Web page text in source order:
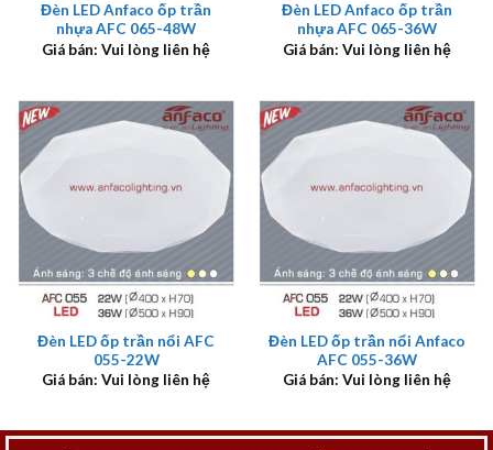
Đèn LED Anfaco ốp trần
nhựa AFC 065-48W
Giá bán: Vui lòng liên hệ
Đèn LED Anfaco ốp trần
nhựa AFC 065-36W
Giá bán: Vui lòng liên hệ
Đèn LED ốp trần nổi AFC
055-22W
Giá bán: Vui lòng liên hệ
Đèn LED ốp trần nổi Anfaco
AFC 055-36W
Giá bán: Vui lòng liên hệ